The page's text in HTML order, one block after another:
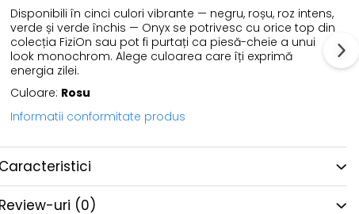
Disponibili în cinci culori vibrante — negru, roșu, roz intens,
verde și verde închis — Onyx se potrivesc cu orice top din
colecția FiziOn sau pot fi purtați ca piesă-cheie a unui
look monochrom. Alege culoarea care îți exprimă
energia zilei.
Culoare: Rosu
Informatii conformitate produs
Caracteristici
Review-uri (0)